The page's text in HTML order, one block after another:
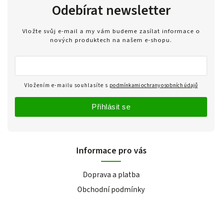
Informace pro vás
Doprava a platba
Obchodní podmínky
Odebírat newsletter
Vložte svůj e-mail a my vám budeme zasílat informace o
nových produktech na našem e-shopu.
Vložením e-mailu souhlasíte s podmínkami ochrany osobních údajů
Přihlásit se